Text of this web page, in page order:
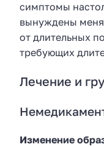
симптомы
вынуждены
от длительных
требующих
Лечение и
Изменение